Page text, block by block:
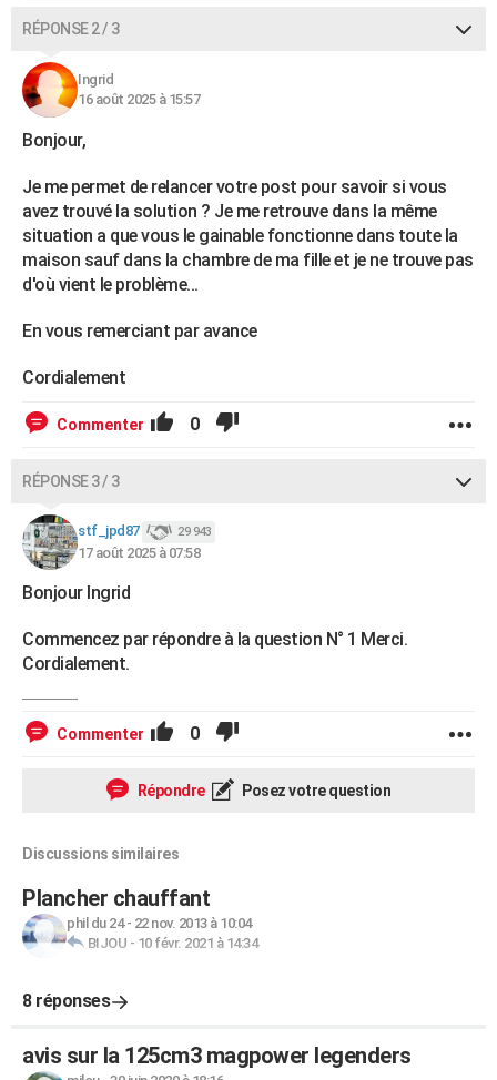
RÉPONSE 2 / 3
Ingrid
16 août 2025 à 15:57
Bonjour,
Je me permet de relancer votre post pour savoir si vous
avez trouvé la solution ? Je me retrouve dans la même
situation a que vous le gainable fonctionne dans toute la
maison sauf dans la chambre de ma fille et je ne trouve pas
d'où vient le problème...
En vous remerciant par avance
Cordialement
Commenter 0
RÉPONSE 3 / 3
stf_jpd87 29 943
17 août 2025 à 07:58
Bonjour Ingrid
Commencez par répondre à la question N° 1 Merci.
Cordialement.
Commenter 0
Répondre Posez votre question
Discussions similaires
Plancher chauffant
phil du 24- 22 nov. 2013 à 10:04
BIJOU - 10 févr. 2021 à 14:34
8 réponses
avis sur la 125cm3 magpower legenders